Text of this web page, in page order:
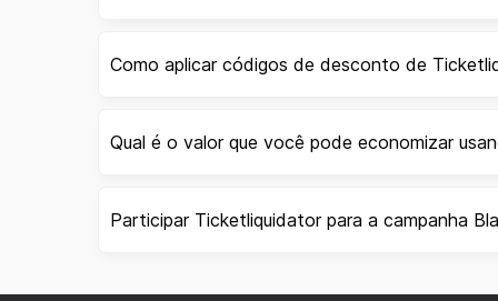
Como aplicar códigos de desconto de
Qual é o valor que você pode economizar
Participar Ticketliquidator para a campanha